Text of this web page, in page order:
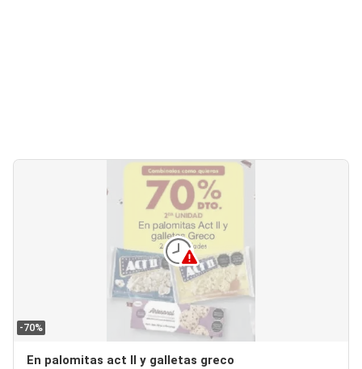
-70%
En palomitas act II y galletas greco